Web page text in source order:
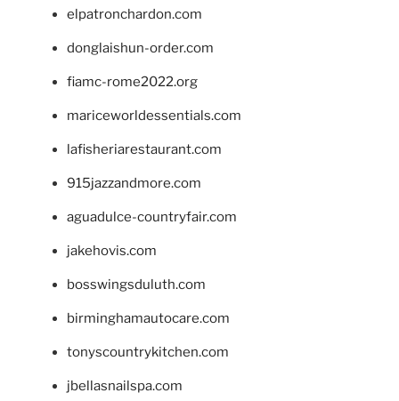
elpatronchardon.com
donglaishun-order.com
fiamc-rome2022.org
mariceworldessentials.com
lafisheriarestaurant.com
915jazzandmore.com
aguadulce-countryfair.com
jakehovis.com
bosswingsduluth.com
birminghamautocare.com
tonyscountrykitchen.com
jbellasnailspa.com